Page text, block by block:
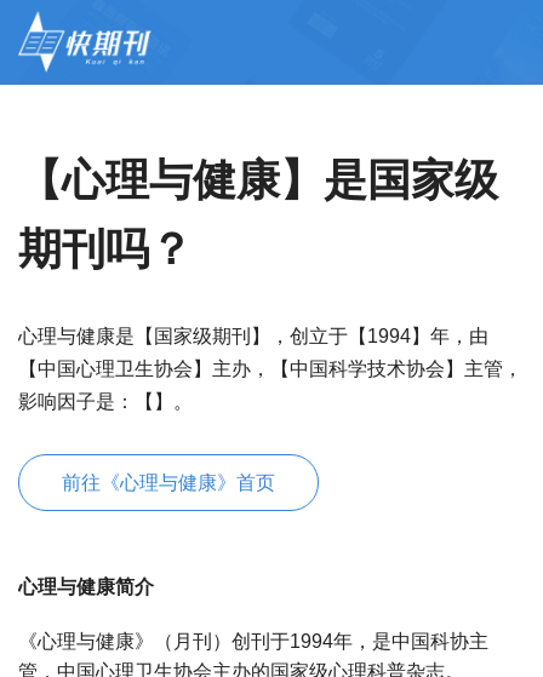
【心理与健康】是国家级
期刊吗？
心理与健康是【国家级期刊】，创立于【1994】年，由
【中国心理卫生协会】主办，【中国科学技术协会】主管，
影响因子是：【】。
前往《心理与健康》首页
心理与健康简介
《心理与健康》（月刊）创刊于1994年，是中国科协主
管，中国心理卫生协会主办的国家级心理科普杂志。